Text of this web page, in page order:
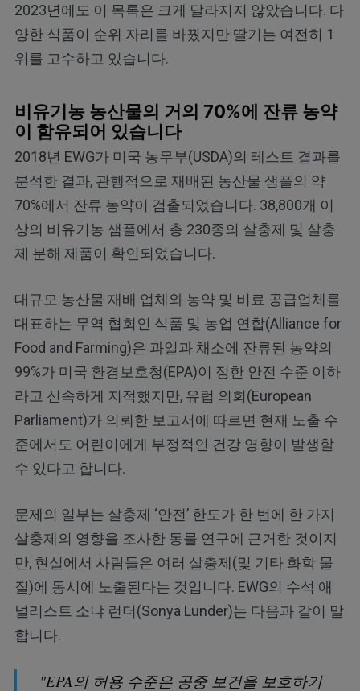
2023년에도 이 목록은 크게 달라지지 않았습니다. 다
양한 식품이 순위 자리를 바꿨지만 딸기는 여전히 1
위를 고수하고 있습니다.
비유기농 농산물의 거의 70%에 잔류 농약
이 함유되어 있습니다
2018년 EWG가 미국 농무부(USDA)의 테스트 결과를
분석한 결과, 관행적으로 재배된 농산물 샘플의 약
70%에서 잔류 농약이 검출되었습니다. 38,800개 이
상의 비유기농 샘플에서 총 230종의 살충제 및 살충
제 분해 제품이 확인되었습니다.
대규모 농산물 재배 업체와 농약 및 비료 공급업체를
대표하는 무역 협회인 식품 및 농업 연합(Alliance for
Food and Farming)은 과일과 채소에 잔류된 농약의
99%가 미국 환경보호청(EPA)이 정한 안전 수준 이하
라고 신속하게 지적했지만, 유럽 의회(European
Parliament)가 의뢰한 보고서에 따르면 현재 노출 수
준에서도 어린이에게 부정적인 건강 영향이 발생할
수 있다고 합니다.
문제의 일부는 살충제 ‘안전’ 한도가 한 번에 한 가지
살충제의 영향을 조사한 동물 연구에 근거한 것이지
만, 현실에서 사람들은 여러 살충제(및 기타 화학 물
질)에 동시에 노출된다는 것입니다. EWG의 수석 애
널리스트 소냐 런더(Sonya Lunder)는 다음과 같이 말
합니다.
"EPA의 허용 수준은 공중 보건을 보호하기